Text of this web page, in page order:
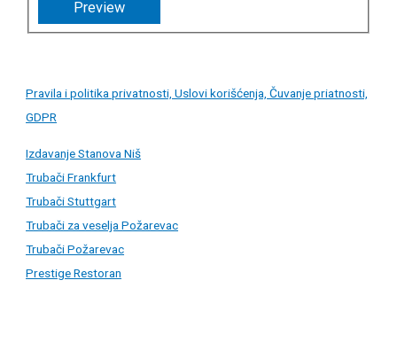
Pravila i politika privatnosti, Uslovi korišćenja, Čuvanje priatnosti,
GDPR
Izdavanje Stanova Niš
Trubači Frankfurt
Trubači Stuttgart
Trubači za veselja Požarevac
Trubači Požarevac
Prestige Restoran